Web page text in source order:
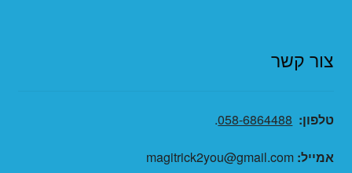
צור קשר
טלפון: 058-6864488
.
אמייל: